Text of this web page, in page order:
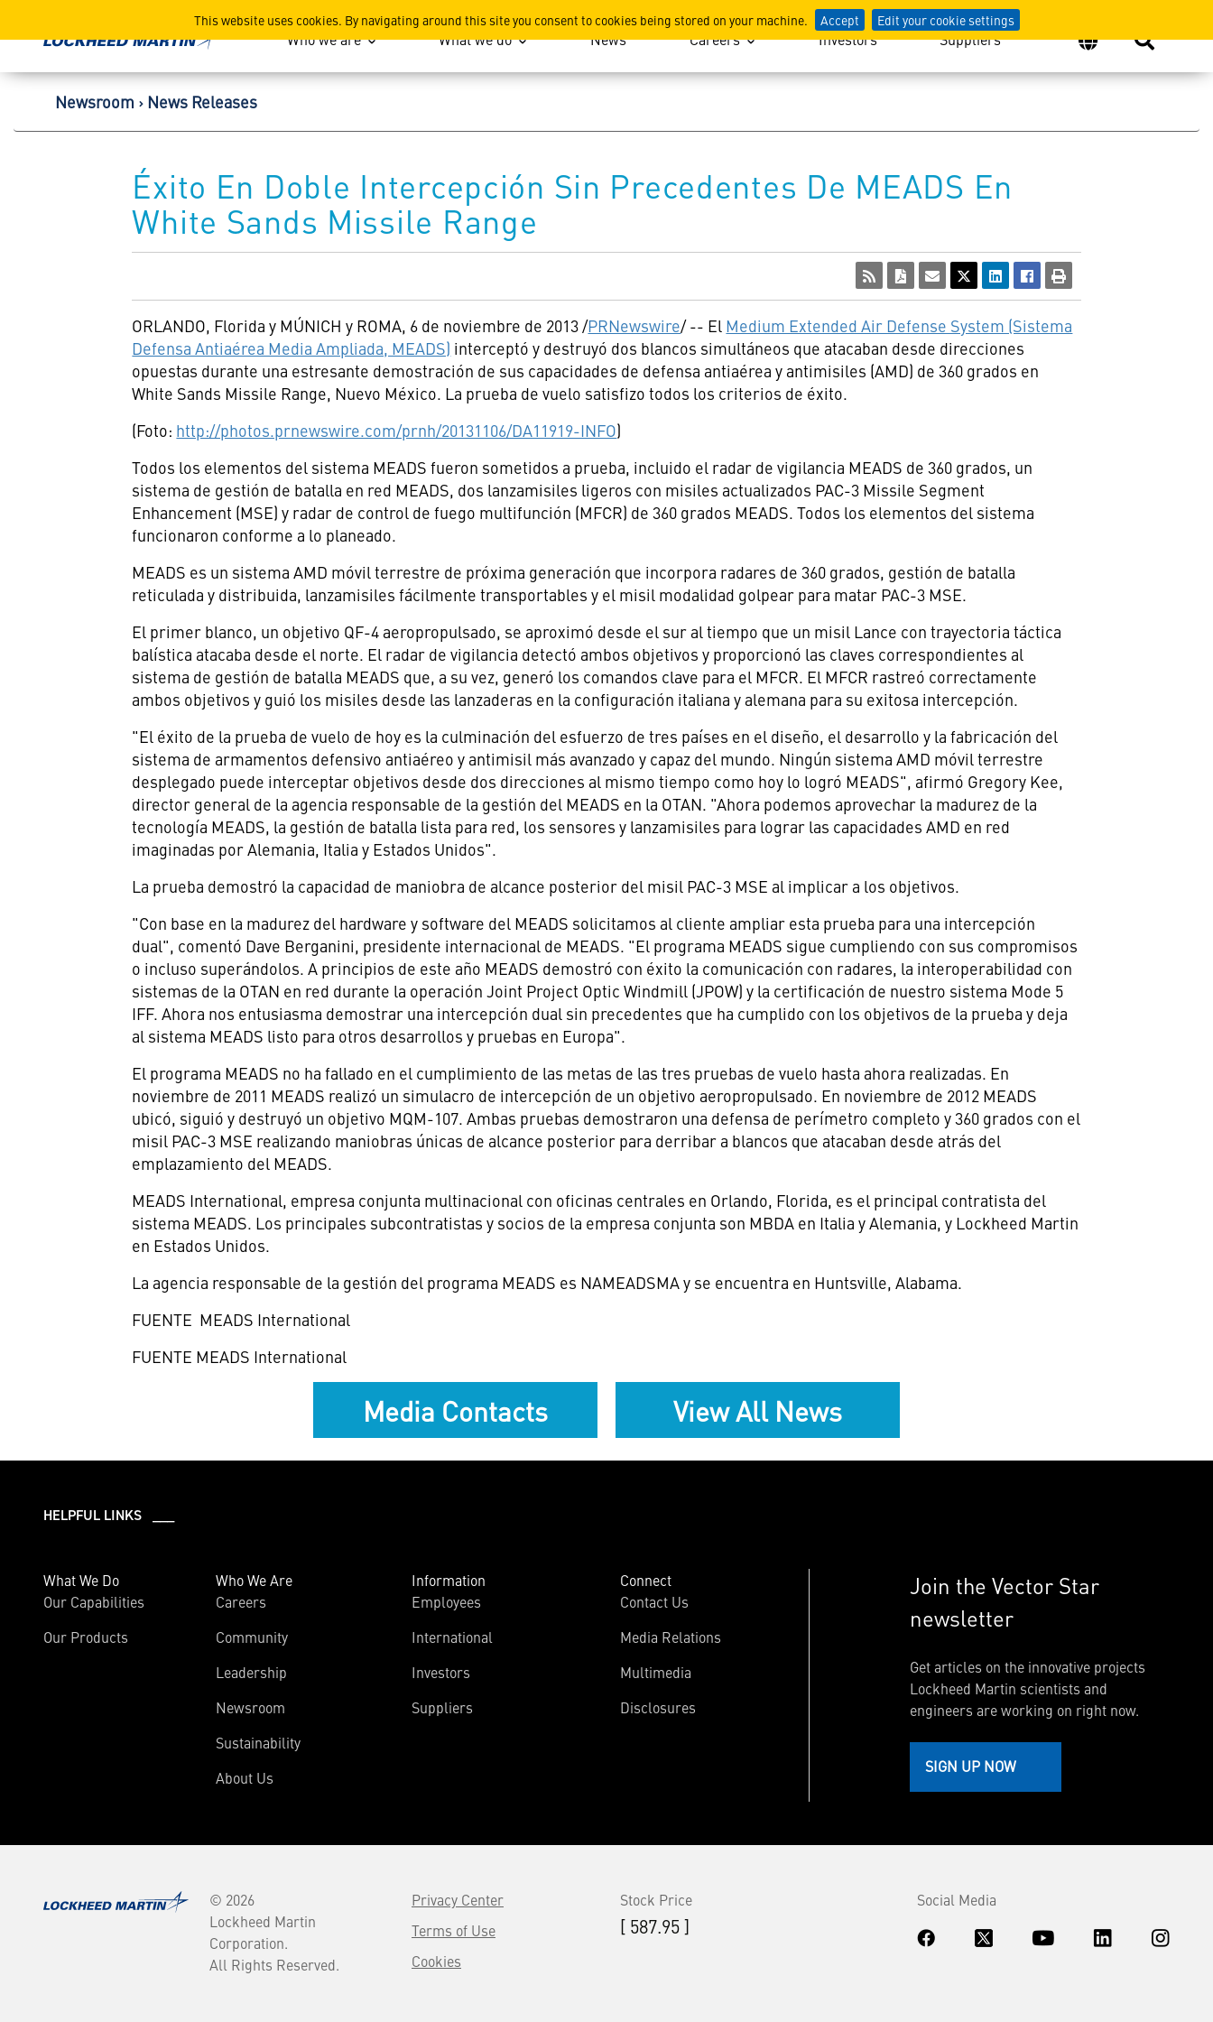
This website uses cookies. By navigating around this site you consent to cookies being stored on your machine. Accept Edit your cookie settings
Lockheed Martin Corporation
Who we are What we do News Careers Investors Suppliers
Newsroom News Releases
Éxito En Doble Intercepción Sin Precedentes De MEADS En
White Sands Missile Range
ORLANDO, Florida y MÚNICH y ROMA, 6 de noviembre de 2013 /PRNewswire/ -- El Medium Extended Air Defense System (Sistema
Defensa Antiaérea Media Ampliada, MEADS) interceptó y destruyó dos blancos simultáneos que atacaban desde direcciones
opuestas durante una estresante demostración de sus capacidades de defensa antiaérea y antimisiles (AMD) de 360 grados en
White Sands Missile Range, Nuevo México. La prueba de vuelo satisfizo todos los criterios de éxito.
(Foto: http://photos.prnewswire.com/prnh/20131106/DA11919-INFO)
Todos los elementos del sistema MEADS fueron sometidos a prueba, incluido el radar de vigilancia MEADS de 360 grados, un
sistema de gestión de batalla en red MEADS, dos lanzamisiles ligeros con misiles actualizados PAC-3 Missile Segment
Enhancement (MSE) y radar de control de fuego multifunción (MFCR) de 360 grados MEADS. Todos los elementos del sistema
funcionaron conforme a lo planeado.
MEADS es un sistema AMD móvil terrestre de próxima generación que incorpora radares de 360 grados, gestión de batalla
reticulada y distribuida, lanzamisiles fácilmente transportables y el misil modalidad golpear para matar PAC-3 MSE.
El primer blanco, un objetivo QF-4 aeropropulsado, se aproximó desde el sur al tiempo que un misil Lance con trayectoria táctica
balística atacaba desde el norte. El radar de vigilancia detectó ambos objetivos y proporcionó las claves correspondientes al
sistema de gestión de batalla MEADS que, a su vez, generó los comandos clave para el MFCR. El MFCR rastreó correctamente
ambos objetivos y guió los misiles desde las lanzaderas en la configuración italiana y alemana para su exitosa intercepción.
"El éxito de la prueba de vuelo de hoy es la culminación del esfuerzo de tres países en el diseño, el desarrollo y la fabricación del
sistema de armamentos defensivo antiaéreo y antimisil más avanzado y capaz del mundo. Ningún sistema AMD móvil terrestre
desplegado puede interceptar objetivos desde dos direcciones al mismo tiempo como hoy lo logró MEADS", afirmó Gregory Kee,
director general de la agencia responsable de la gestión del MEADS en la OTAN. "Ahora podemos aprovechar la madurez de la
tecnología MEADS, la gestión de batalla lista para red, los sensores y lanzamisiles para lograr las capacidades AMD en red
imaginadas por Alemania, Italia y Estados Unidos".
La prueba demostró la capacidad de maniobra de alcance posterior del misil PAC-3 MSE al implicar a los objetivos.
"Con base en la madurez del hardware y software del MEADS solicitamos al cliente ampliar esta prueba para una intercepción
dual", comentó Dave Berganini, presidente internacional de MEADS. "El programa MEADS sigue cumpliendo con sus compromisos
o incluso superándolos. A principios de este año MEADS demostró con éxito la comunicación con radares, la interoperabilidad con
sistemas de la OTAN en red durante la operación Joint Project Optic Windmill (JPOW) y la certificación de nuestro sistema Mode 5
IFF. Ahora nos entusiasma demostrar una intercepción dual sin precedentes que ha cumplido con los objetivos de la prueba y deja
al sistema MEADS listo para otros desarrollos y pruebas en Europa".
El programa MEADS no ha fallado en el cumplimiento de las metas de las tres pruebas de vuelo hasta ahora realizadas. En
noviembre de 2011 MEADS realizó un simulacro de intercepción de un objetivo aeropropulsado. En noviembre de 2012 MEADS
ubicó, siguió y destruyó un objetivo MQM-107. Ambas pruebas demostraron una defensa de perímetro completo y 360 grados con el
misil PAC-3 MSE realizando maniobras únicas de alcance posterior para derribar a blancos que atacaban desde atrás del
emplazamiento del MEADS.
MEADS International, empresa conjunta multinacional con oficinas centrales en Orlando, Florida, es el principal contratista del
sistema MEADS. Los principales subcontratistas y socios de la empresa conjunta son MBDA en Italia y Alemania, y Lockheed Martin
en Estados Unidos.
La agencia responsable de la gestión del programa MEADS es NAMEADSMA y se encuentra en Huntsville, Alabama.
FUENTE MEADS International
FUENTE MEADS International
Media Contacts View All News
HELPFUL LINKS ___
What We Do
Our Capabilities
Our Products
Who We Are
Careers
Community
Leadership
Newsroom
Sustainability
About Us
Information
Employees
International
Investors
Suppliers
Connect
Contact Us
Media Relations
Multimedia
Disclosures
Join the Vector Star
newsletter
Get articles on the innovative projects
Lockheed Martin scientists and
engineers are working on right now.
SIGN UP NOW
© 2026
Lockheed Martin
Corporation.
All Rights Reserved.
Privacy Center
Terms of Use
Cookies
Stock Price
[ 587.95 ]
Social Media